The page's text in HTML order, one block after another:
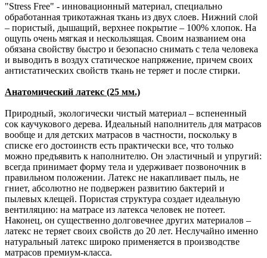
"Stress Free" - инновационный материал, специально
обработанная трикотажная ткань из двух слоев. Нижний слой
– пористый, дышащий, верхнее покрытие – 100% хлопок. На
ощупь очень мягкая и нескользящая. Своим названием она
обязана свойству быстро и безопасно снимать с тела человека
и выводить в воздух статическое напряжение, причем своих
антистатических свойств ткань не теряет и после стирки.
Анатомический латекс (25 мм.)
Природный, экологически чистый материал – вспененный
сок каучукового дерева. Идеальный наполнитель для матрасов
вообще и для детских матрасов в частности, поскольку в
списке его достоинств есть практически все, что только
можно предъявить к наполнителю. Он эластичный и упругий:
всегда принимает форму тела и удерживает позвоночник в
правильном положении. Латекс не накапливает пыль, не
гниет, абсолютно не подвержен развитию бактерий и
пылевых клещей. Пористая структура создает идеальную
вентиляцию: на матрасе из латекса человек не потеет.
Наконец, он существенно долговечнее других материалов –
латекс не теряет своих свойств до 20 лет. Неслучайно именно
натуральный латекс широко применяется в производстве
матрасов премиум-класса.